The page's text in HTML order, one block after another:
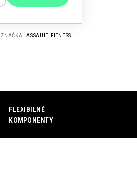
ZNAČKA: ASSAULT FITNESS
FLEXIBILNÉ
KOMPONENTY